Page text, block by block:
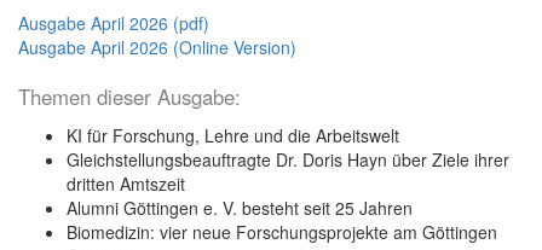
Ausgabe April 2026 (pdf)
Ausgabe April 2026 (Online Version)
Themen dieser Ausgabe:
KI für Forschung, Lehre und die Arbeitswelt
Gleichstellungsbeauftragte Dr. Doris Hayn über Ziele ihrer
dritten Amtszeit
Alumni Göttingen e. V. besteht seit 25 Jahren
Biomedizin: vier neue Forschungsprojekte am Göttingen